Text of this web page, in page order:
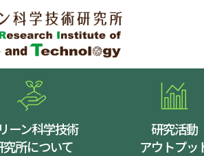
ーン科学技術
究所について
研究活動
アウトプッ